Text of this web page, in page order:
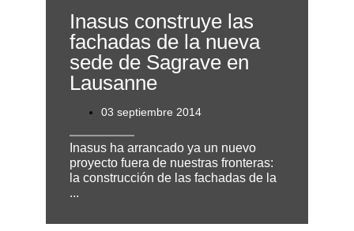
Inasus construye las
fachadas de la nueva
sede de Sagrave en
Lausanne
03 septiembre 2014
Inasus ha arrancado ya un nuevo
proyecto fuera de nuestras fronteras:
la construcción de las fachadas de la
...